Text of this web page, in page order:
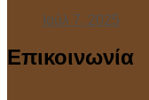
Ιούλ 7, 2025
Επικοινωνία